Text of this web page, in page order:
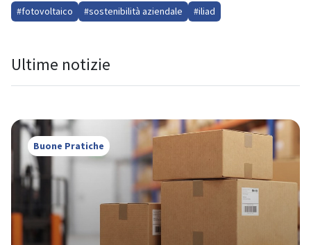
#fotovoltaico #sostenibilità aziendale #iliad
Ultime notizie
Buone Pratiche